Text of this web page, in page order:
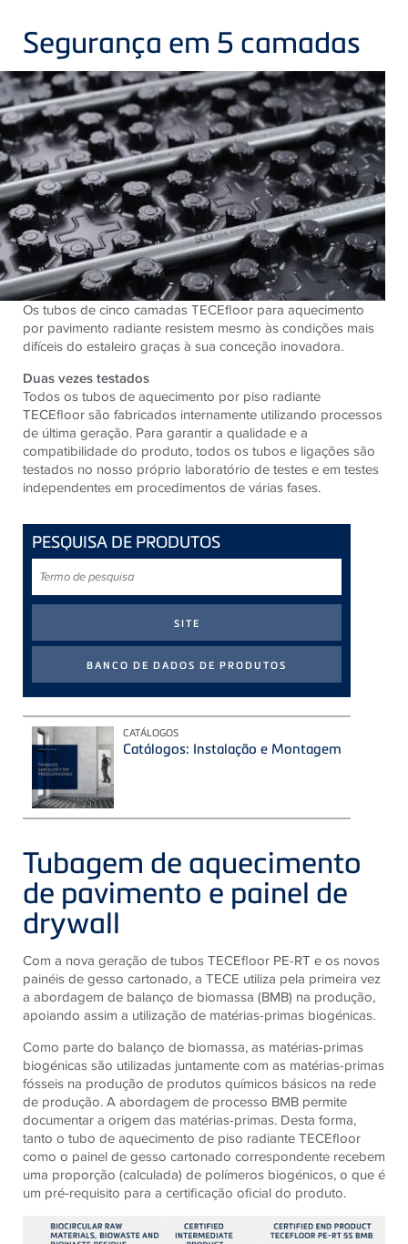
Segurança em 5 camadas
Os tubos de cinco camadas TECEfloor para aquecimento
por pavimento radiante resistem mesmo às condições mais
difíceis do estaleiro graças à sua conceção inovadora.
Duas vezes testados
Todos os tubos de aquecimento por piso radiante
TECEfloor são fabricados internamente utilizando processos
de última geração. Para garantir a qualidade e a
compatibilidade do produto, todos os tubos e ligações são
testados no nosso próprio laboratório de testes e em testes
independentes em procedimentos de várias fases.
PESQUISA DE PRODUTOS
de
pesquisa
CATÁLOGOS
Catálogos: Instalação e Montagem
Tubagem de aquecimento
de pavimento e painel de
drywall
Com a nova geração de tubos TECEfloor PE-RT e os novos
painéis de gesso cartonado, a TECE utiliza pela primeira vez
a abordagem de balanço de biomassa (BMB) na produção,
apoiando assim a utilização de matérias-primas biogénicas.
Como parte do balanço de biomassa, as matérias-primas
biogénicas são utilizadas juntamente com as matérias-primas
fósseis na produção de produtos químicos básicos na rede
de produção. A abordagem de processo BMB permite
documentar a origem das matérias-primas. Desta forma,
tanto o tubo de aquecimento de piso radiante TECEfloor
como o painel de gesso cartonado correspondente recebem
uma proporção (calculada) de polímeros biogénicos, o que é
um pré-requisito para a certificação oficial do produto.